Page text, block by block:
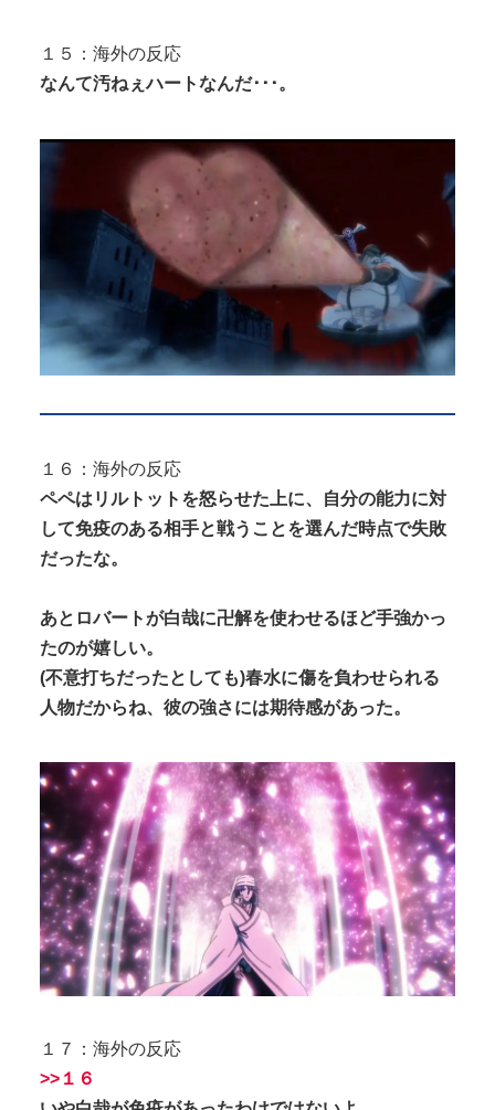
１５：海外の反応
なんて汚ねぇハートなんだ･･･。
１６：海外の反応
ペペはリルトットを怒らせた上に、自分の能力に対
して免疫のある相手と戦うことを選んだ時点で失敗
だったな。
あとロバートが白哉に卍解を使わせるほど手強かっ
たのが嬉しい。
(不意打ちだったとしても)春水に傷を負わせられる
人物だからね、彼の強さには期待感があった。
１７：海外の反応
>>１６